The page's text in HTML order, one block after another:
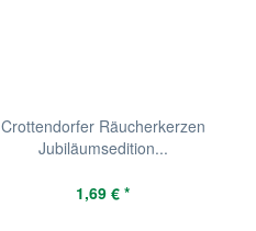
Crottendorfer Räucherkerzen
Jubiläumsedition...
1,69 € *